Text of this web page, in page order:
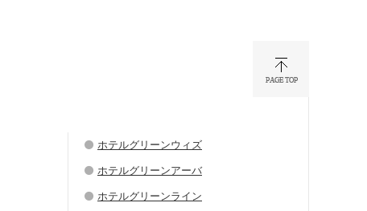
ホテルグリーンウィズ
ホテルグリーンアーバ
ホテルグリーンライン